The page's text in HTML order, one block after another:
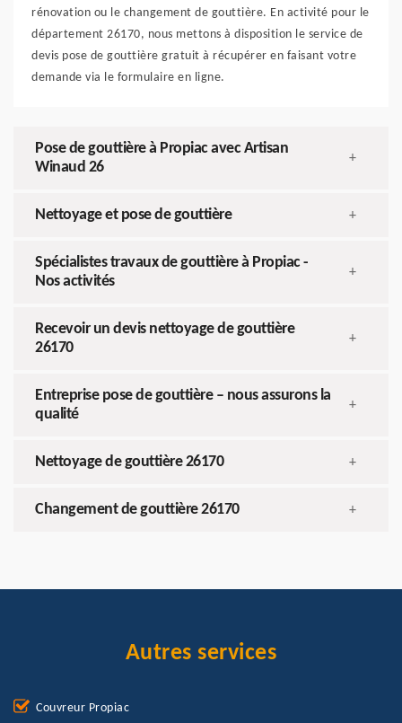
rénovation ou le changement de gouttière. En activité pour le
département 26170, nous mettons à disposition le service de
devis pose de gouttière gratuit à récupérer en faisant votre
demande via le formulaire en ligne.
Pose de gouttière à Propiac avec Artisan
Winaud 26
+
Nettoyage et pose de gouttière +
Spécialistes travaux de gouttière à Propiac -
Nos activités
+
Recevoir un devis nettoyage de gouttière
26170
+
Entreprise pose de gouttière – nous assurons la
qualité
+
Nettoyage de gouttière 26170 +
Changement de gouttière 26170 +
Autres services
Couvreur Propiac